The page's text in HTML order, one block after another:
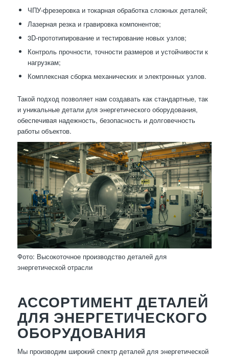
ЧПУ-фрезеровка и токарная обработка сложных деталей;
Лазерная резка и гравировка компонентов;
3D-прототипирование и тестирование новых узлов;
Контроль прочности, точности размеров и устойчивости к
нагрузкам;
Комплексная сборка механических и электронных узлов.
Такой подход позволяет нам создавать как стандартные, так
и уникальные детали для энергетического оборудования,
обеспечивая надежность, безопасность и долговечность
работы объектов.
Фото: Высокоточное производство деталей для
энергетической отрасли
АССОРТИМЕНТ ДЕТАЛЕЙ
ДЛЯ ЭНЕРГЕТИЧЕСКОГО
ОБОРУДОВАНИЯ
Мы производим широкий спектр деталей для энергетической